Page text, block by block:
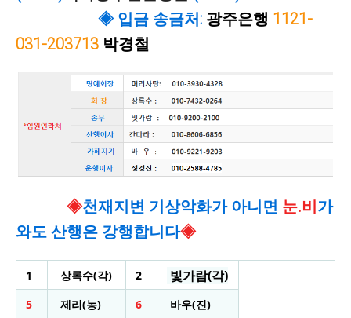
◈ 입금 송금처: 광주은행 1121-
031-203713 박경철
◈천재지변 기상악화가 아니면 눈.비가
와도 산행은 강행합니다◈
1 상록수(각) 2 빛가람(각)
5 제리(농) 6
바우(진)